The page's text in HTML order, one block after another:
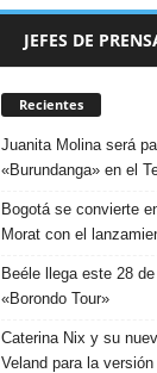
JEFES DE
Recientes
Juanita Molina será
«Burundanga» en el
Bogotá se convierte
Morat con el
Beéle llega este 28
«Borondo Tour»
Caterina Nix y su
Veland para la